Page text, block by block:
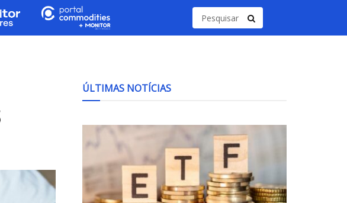
ÚLTIMAS NOTÍCIAS